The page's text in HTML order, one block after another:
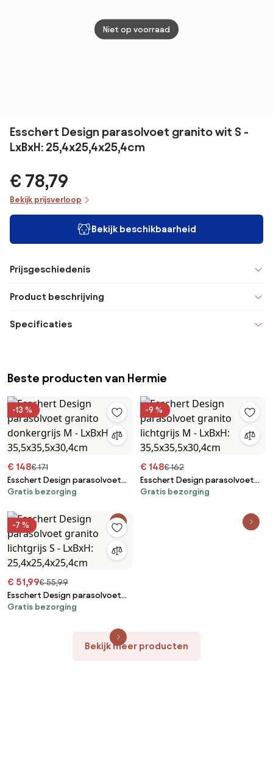
Niet op voorraad
Esschert Design parasolvoet granito wit S -
LxBxH: 25,4x25,4x25,4cm
€ 78,79
Bekijk prijsverloop
Bekijk beschikbaarheid
Prijsgeschiedenis
Product beschrijving
Specificaties
Beste producten van Hermie
-13 %
€ 148€ 171
Esschert Design parasolvoet
granito donkergrijs M - LxBxH:
Gratis bezorging
-9 %
€ 148€ 162
Esschert Design parasolvoet
granito lichtgrijs M - LxBxH:
Gratis bezorging
-7 %
€ 51,99€ 55,99
Esschert Design parasolvoet
granito lichtgrijs S - LxBxH:
Gratis bezorging
Bekijk meer producten